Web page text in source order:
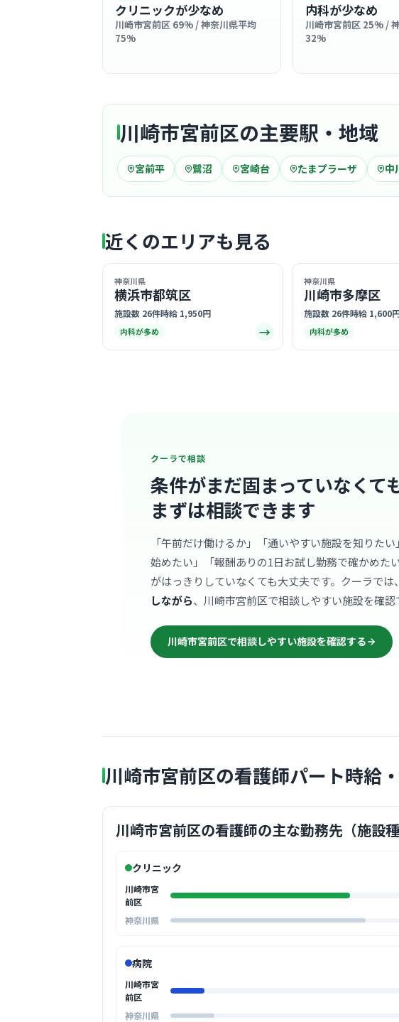
クリニックが少なめ
川崎市宮前区 69% / 神奈川県平均
75%
内科が少なめ
川崎市宮前区 25% /
32%
川崎市宮前区の主要駅・地域
宮前平 鷺沼 宮崎台 たまプラーザ 中
近くのエリアも見る
神奈川県
横浜市都筑区
施設数 26件時給 1,950円
内科が多め →
神奈川県
川崎市多摩区
施設数 26件時給 1,600
内科が多め
クーラで相談
条件がまだ固まっていなくても
まずは相談できます
「午前だけ働けるか」「通いやすい施設を知りた
始めたい」「報酬ありの1日お試し勤務で確かめた
がはっきりしていなくても大丈夫です。クーラでは、
しながら、川崎市宮前区で相談しやすい施設を確認
川崎市宮前区で相談しやすい施設を確認する
川崎市宮前区の看護師パート時給
川崎市宮前区の看護師の主な勤務先（施設種
クリニック
川崎市宮
前区
神奈川県
病院
川崎市宮
前区
神奈川県